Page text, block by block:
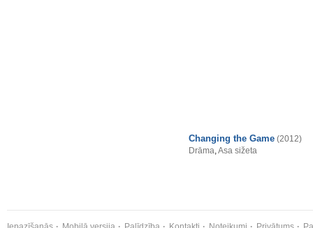
Changing the Game (2012)
Drāma,Asa sižeta